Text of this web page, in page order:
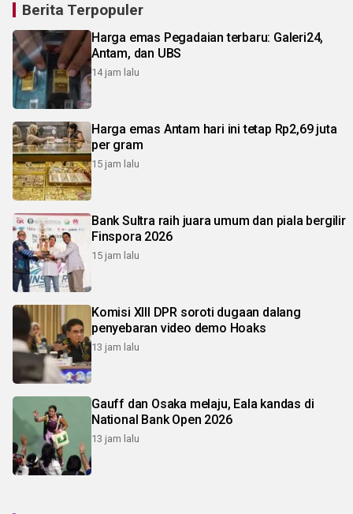
Berita Terpopuler
Harga emas Pegadaian terbaru: Galeri24,
Antam, dan UBS
14 jam lalu
Harga emas Antam hari ini tetap Rp2,69 juta
per gram
15 jam lalu
Bank Sultra raih juara umum dan piala bergilir
Finspora 2026
15 jam lalu
Komisi XIII DPR soroti dugaan dalang
penyebaran video demo Hoaks
13 jam lalu
Gauff dan Osaka melaju, Eala kandas di
National Bank Open 2026
13 jam lalu